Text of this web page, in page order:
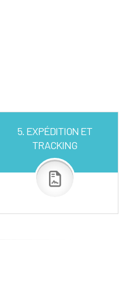
5. EXPÉDITION ET
TRACKING